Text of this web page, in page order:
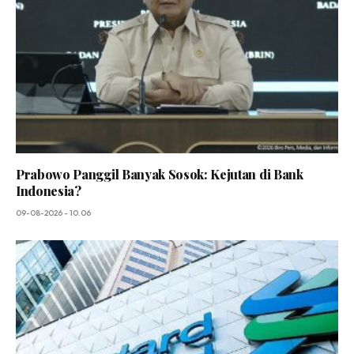
Prabowo Panggil Banyak Sosok: Kejutan di Bank
Indonesia?
09-08-2026 - 10.06